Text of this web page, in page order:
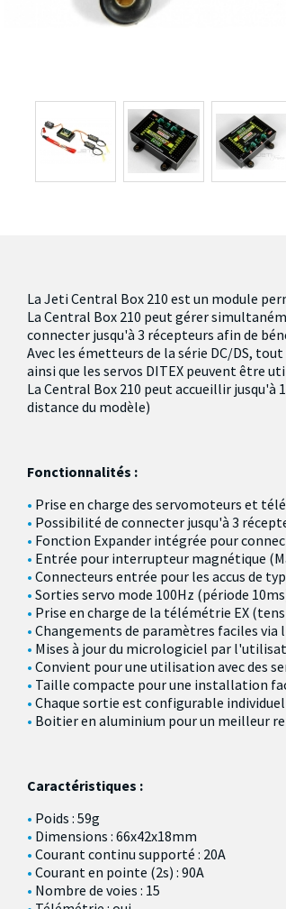
La Jeti Central Box 210 est un module
La Central Box 210 peut gérer
connecter jusqu'à 3 récepteurs afin de
Avec les émetteurs de la série DC/DS,
ainsi que les servos DITEX peuvent être
La Central Box 210 peut accueillir
distance du modèle)
Fonctionnalités :
Prise en charge des servomoteurs et
Possibilité de connecter jusqu'à 3
Fonction Expander intégrée pour
Entrée pour interrupteur magnétique
Connecteurs entrée pour les accus de
Sorties servo mode 100Hz (période 10ms
Prise en charge de la télémétrie EX
Changements de paramètres facilesvia
Mises à jourdu micrologiciel par
Convient pour une utilisation avec des
Taille compacte pour une installation
Chaque sortie est configurable
Boitier en aluminium pour un meilleur
Caractéristiques :
Poids : 59g
Dimensions : 66x42x18mm
Courant continu supporté : 20A
Courant en pointe (2s) : 90A
Nombre de voies : 15